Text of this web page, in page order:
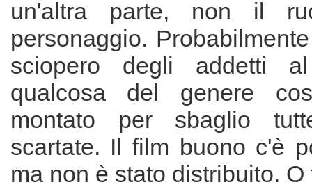
un'altra parte, non il
personaggio.
sciopero degli addetti
qualcosa del genere
montato per sbaglio
scartate. Il film buono c'è
ma non è stato distribuito.